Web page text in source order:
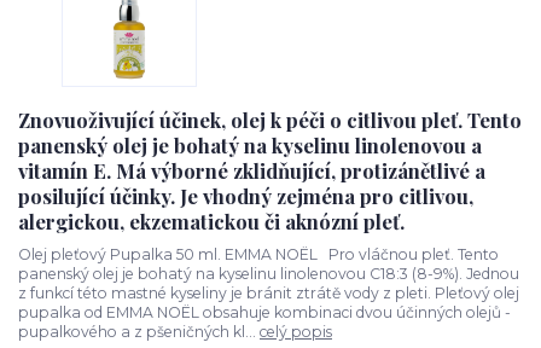
Znovuoživující účinek, olej k péči o citlivou pleť. Tento
panenský olej je bohatý na kyselinu linolenovou a
vitamín E. Má výborné zklidňující, protizánětlivé a
posilující účinky. Je vhodný zejména pro citlivou,
alergickou, ekzematickou či aknózní pleť.
Olej pleťový Pupalka 50 ml. EMMA NOËL Pro vláčnou pleť. Tento
panenský olej je bohatý na kyselinu linolenovou C18:3 (8-9%). Jednou
z funkcí této mastné kyseliny je bránit ztrátě vody z pleti. Pleťový olej
pupalka od EMMA NOËL obsahuje kombinaci dvou účinných olejů -
pupalkového a z pšeničných kl... celý popis